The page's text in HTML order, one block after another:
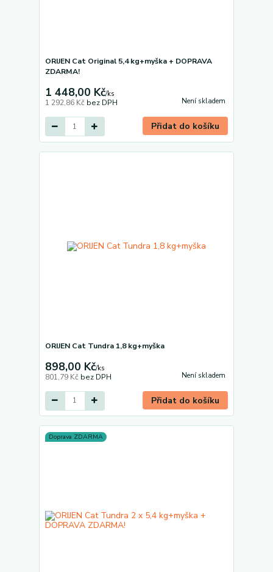
ORIJEN Cat Original 5,4 kg+myška + DOPRAVA
ZDARMA!
1 448,00 Kč/ks
1 292,86 Kč bez DPH Není skladem
Přidat do košíku
ORIJEN Cat Tundra 1,8 kg+myška
898,00 Kč/ks
801,79 Kč bez DPH Není skladem
Přidat do košíku
Doprava ZDARMA